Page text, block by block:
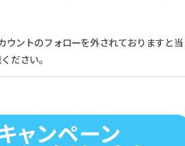
ントのフォローを外されておりますと当
ださい。